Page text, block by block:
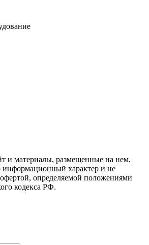
и материалы, размещенные на нем,
информационный характер и не
определяемой положениями
кодекса РФ.